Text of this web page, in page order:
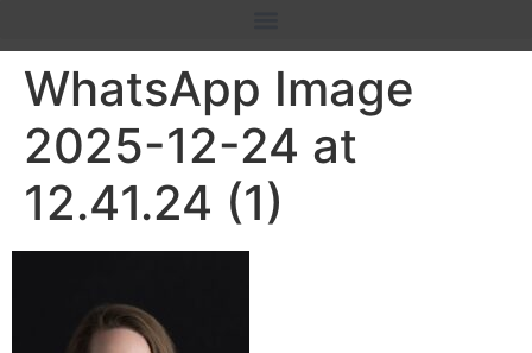
WhatsApp Image
2025-12-24 at
12.41.24 (1)